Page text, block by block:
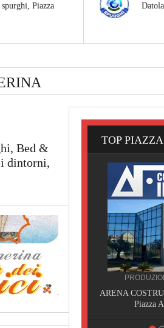
Piazza Armerina
Bed &
dintorni,
TOP
SICILIA
INFISSI,
SERVIZI
DATOLA, NON
Piazza